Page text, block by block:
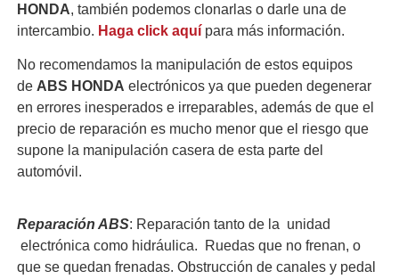
HONDA, también podemos clonarlas o darle una de
intercambio. Haga click aquípara más información.
No recomendamos la manipulación de estos equipos
deABS HONDA electrónicos ya que pueden degenerar
en errores inesperados e irreparables, además de que el
precio de reparación es mucho menor que el riesgo que
supone la manipulación casera de esta parte del
automóvil.
Reparación ABS: Reparación tanto de la unidad
electrónica como hidráulica. Ruedas que no frenan, o
que se quedan frenadas. Obstrucción de canales y pedal